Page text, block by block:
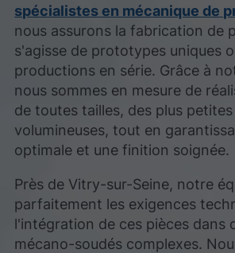
spécialistes en mécanique de
nous assurons la fabrication de
s'agisse de prototypes uniques
productions en série. Grâce à
nous sommes en mesure de
de toutes tailles, des plus
volumineuses, tout en
optimale et une finition soignée.
Près de Vitry-sur-Seine, notre
parfaitement les exigences
l'intégration de ces pièces dans
mécano-soudés complexes.